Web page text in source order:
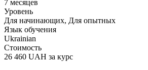
7 месяцев
Уровень
Для начинающих, Для опытных
Язык обучения
Ukrainian
Стоимость
26 460 UAH за курс